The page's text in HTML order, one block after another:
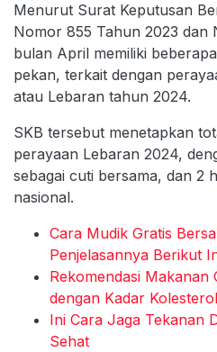
Menurut Surat Keputusan
Nomor 855 Tahun 2023 dan
bulan April memiliki
pekan, terkait dengan
atau Lebaran tahun 2024.
SKB tersebut menetapkan
perayaan Lebaran 2024,
sebagai cuti bersama, dan 2
nasional.
Cara Mudik Gratis
Penjelasannya Berikut
Rekomendasi
dengan Kadar
Ini Cara Jaga Tekanan
Sehat